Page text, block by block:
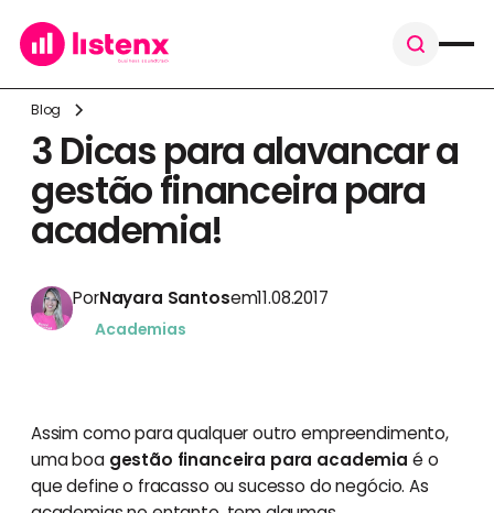
Blog
3 Dicas para alavancar a
gestão financeira para
academia!
PorNayara Santosem11.08.2017
Academias
Assim como para qualquer outro empreendimento,
uma boa gestão financeira para academia é o
que define o fracasso ou sucesso do negócio. As